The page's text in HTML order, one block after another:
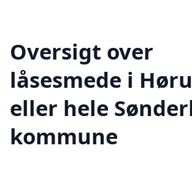
Oversigt over
låsesmede i
eller hele
kommune